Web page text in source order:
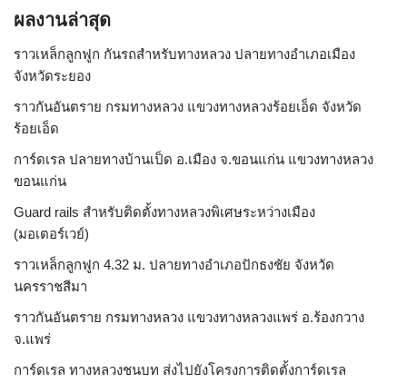
ผลงานล่าสุด
ราวเหล็กลูกฟูก กันรถสําหรับทางหลวง ปลายทางอำเภอเมือง
จังหวัดระยอง
ราวกันอันตราย กรมทางหลวง แขวงทางหลวงร้อยเอ็ด จังหวัด
ร้อยเอ็ด
การ์ดเรล ปลายทางบ้านเป็ด อ.เมือง จ.ขอนแก่น แขวงทางหลวง
ขอนแก่น
Guard rails สำหรับติดตั้งทางหลวงพิเศษระหว่างเมือง
(มอเตอร์เวย์)
ราวเหล็กลูกฟูก 4.32 ม. ปลายทางอำเภอปักธงชัย จังหวัด
นครราชสีมา
ราวกันอันตราย กรมทางหลวง แขวงทางหลวงแพร่ อ.ร้องกวาง
จ.แพร่
การ์ดเรล ทางหลวงชนบท ส่งไปยังโครงการติดตั้งการ์ดเรล